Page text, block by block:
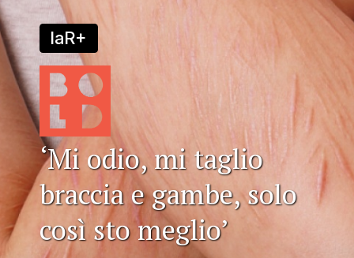
laR+
‘Mi odio, mi taglio
braccia e gambe, solo
così sto meglio’